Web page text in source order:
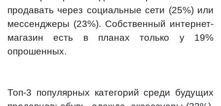
продавать через социальные сети (25%) или
мессенджеры (23%). Собственный интернет-
магазин есть в планах только у 19%
опрошенных.
Топ-3 популярных категорий среди будущих